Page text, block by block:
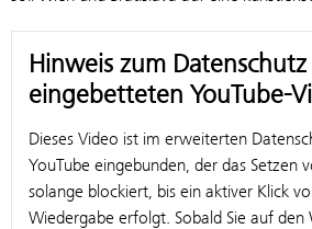
Hinweis zum
eingebetteten YouTube-
Dieses Video ist im erweiterten
YouTube eingebunden, der das Setzen
solange blockiert, bis ein aktiver Klick
Wiedergabe erfolgt. Sobald Sie auf